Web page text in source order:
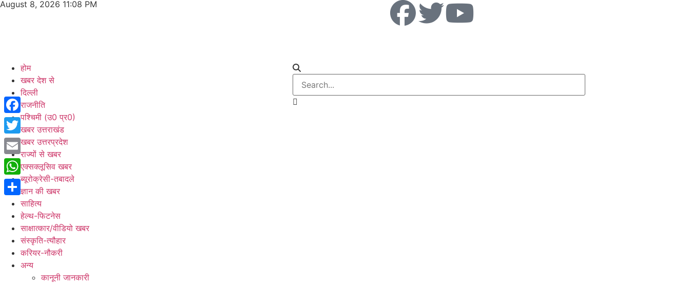
August 8, 2026 11:08 PM
होम
खबर देश से
दिल्ली
राजनीति
पश्चिमी (उ0 प्र0)
खबर उत्तराखंड
खबर उत्तरप्रदेश
राज्यों से खबर
एक्सक्लूसिव खबर
ब्यूरोक्रेसी-तबादले
ज्ञान की खबर
साहित्य
हेल्थ-फिटनेस
साक्षात्कार/वीडियो खबर
संस्कृति-त्यौहार
करियर-नौकरी
अन्य
कानूनी जानकारी
Facebook
Twitter
Email
WhatsApp
Share